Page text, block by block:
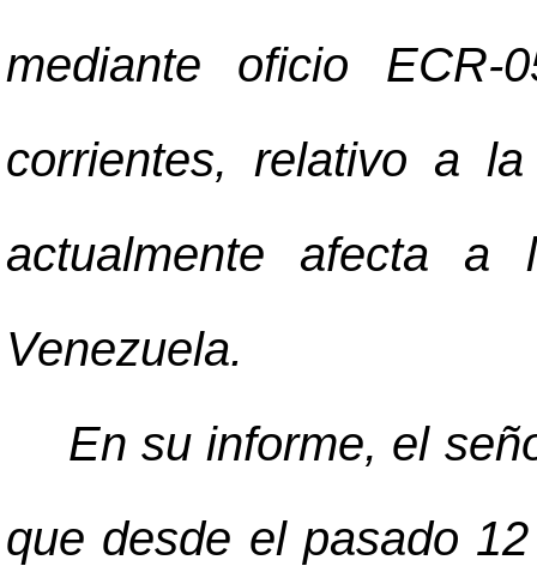
mediante oficio
corrientes, relativo a
actualmente afecta a
Venezuela.
En su informe, el
que desde el pasado